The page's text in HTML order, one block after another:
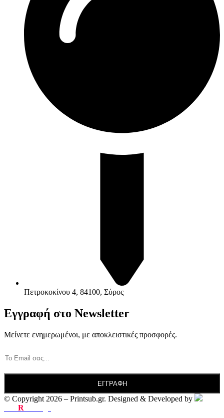
Πετροκοκίνου 4, 84100, Σύρος
Εγγραφή στο Newsletter
Μείνετε ενημερωμένοι, με αποκλειστικές προσφορές.
© Copyright 2026 – Printsub.gr. Designed & Developed by
R